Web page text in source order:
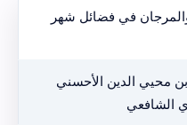
في فضائل شهر
بن محيي الدين الأحسني
الشافعي